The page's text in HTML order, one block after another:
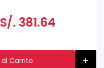
de 18 años
S/. 381.64
al Carrito +